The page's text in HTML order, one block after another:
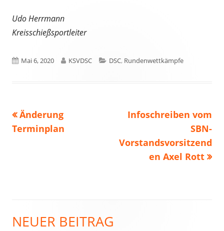
Udo Herrmann
Kreisschießsportleiter
Veröffentlicht
Mai 6, 2020 Autor
KSVDSC Kategorien
DSC, Rundenwettkämpfe
Beitragsnavigation
Vorheriger
Beitrag:
Änderung
Terminplan
Nächster
Infoschreiben vom
SBN-
Vorstandsvorsitzend
en Axel Rott
Haupt-
NEUER BEITRAG